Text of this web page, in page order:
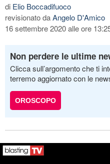
di Elio Boccadifuoco
revisionato daAngelo D'Amico
16 settembre 2020 alle ore
Non perdere le ultime
Clicca sull’argomento che ti
terremo aggiornato con le
OROSCOPO